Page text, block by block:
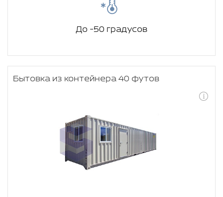
До -50 градусов
Бытовка из контейнера 40 футов